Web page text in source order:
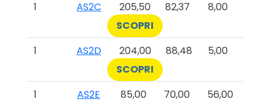
1
AS2C 205,50 82,37
8,00
SCOPRI
1
AS2D 204,00 88,48
5,00
SCOPRI
1
AS2E 85,00 70,00
56,00